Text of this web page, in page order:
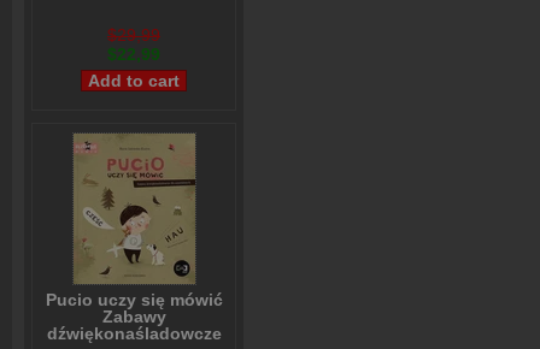
$29,99
$22,99
Pucio uczy się mówić
Zabawy
dźwiękonaśladowcze